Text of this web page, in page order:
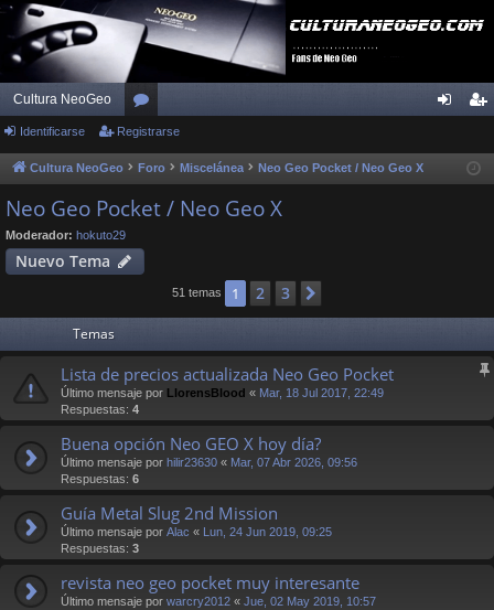
Cultura NeoGeo
or
os ist
Identificarse Registrarse
Cultura NeoGeo Foro Miscelánea Neo Geo Pocket / Neo Geo X
Neo Geo Pocket / Neo Geo X
Moderador: hokuto29
Nuevo Tema
51 temas 1 2 3
Temas
Lista de precios actualizada Neo Geo Pocket
Último mensaje por LlorensBlood « Mar, 18 Jul 2017, 22:49
Respuestas: 4
Buena opción Neo GEO X hoy día?
Último mensaje por hilir23630 « Mar, 07 Abr 2026, 09:56
Respuestas: 6
Guía Metal Slug 2nd Mission
Último mensaje por Alac « Lun, 24 Jun 2019, 09:25
Respuestas: 3
revista neo geo pocket muy interesante
Último mensaje por warcry2012 « Jue, 02 May 2019, 10:57